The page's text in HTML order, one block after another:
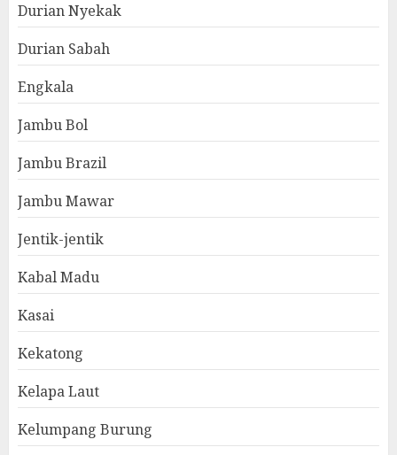
Durian Nyekak
Durian Sabah
Engkala
Jambu Bol
Jambu Brazil
Jambu Mawar
Jentik-jentik
Kabal Madu
Kasai
Kekatong
Kelapa Laut
Kelumpang Burung